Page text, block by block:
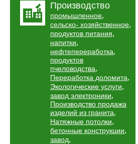
Производство
промышленное,
сельско- хозяйственное,
продуктов питания,
напитки,
нефтепереработка,
продуктов
пчеловодства,
Переработка доломита,
Экологические услуги,
завод электроники,
Производство продажа
изделий из гранита,
Натяжные потолки,
бетонные конструкции,
завод,